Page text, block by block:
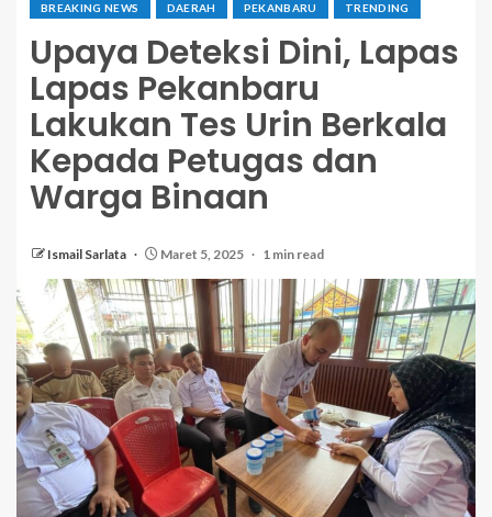
BREAKING NEWS DAERAH PEKANBARU TRENDING
Upaya Deteksi Dini, Lapas
Lapas Pekanbaru
Lakukan Tes Urin Berkala
Kepada Petugas dan
Warga Binaan
Ismail Sarlata Maret 5, 2025 1 min read